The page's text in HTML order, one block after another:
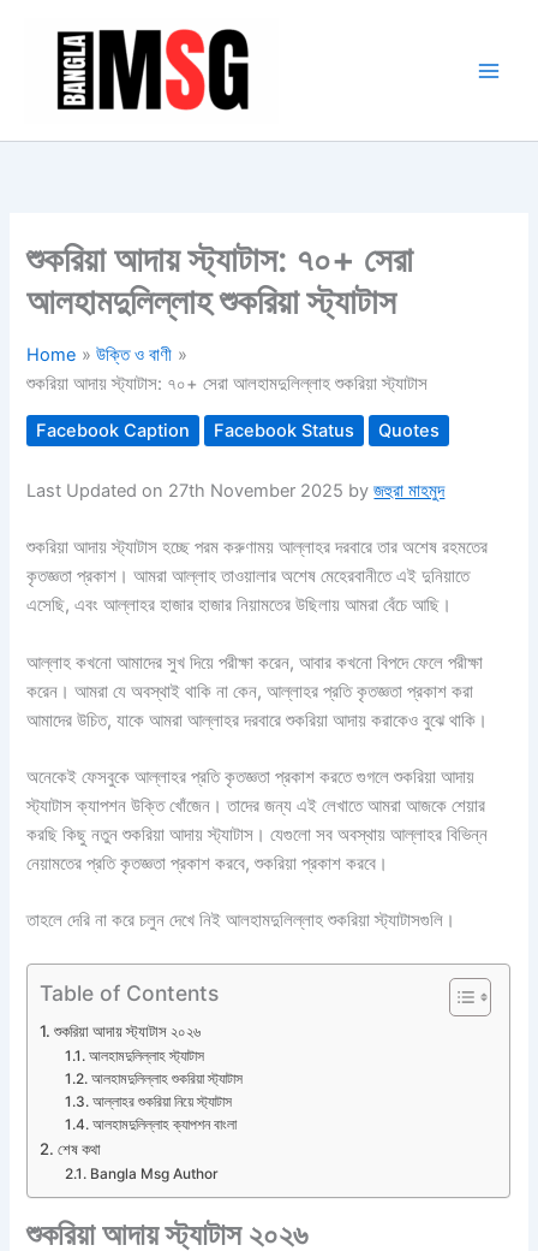
শুকরিয়া আদায় স্ট্যাটাস: ৭০+ সেরা
আলহামদুলিল্লাহ শুকরিয়া স্ট্যাটাস
Home
উক্তি ও বাণী
শুকরিয়া আদায় স্ট্যাটাস: ৭০+ সেরা আলহামদুলিল্লাহ শুকরিয়া স্ট্যাটাস
Facebook Caption Facebook Status Quotes
Last Updated on 27th November 2025 byজহুরা মাহমুদ
শুকরিয়া আদায় স্ট্যাটাস হচ্ছে পরম করুণাময় আল্লাহর দরবারে তার অশেষ রহমতের
কৃতজ্ঞতা প্রকাশ। আমরা আল্লাহ তাওয়ালার অশেষ মেহেরবানীতে এই দুনিয়াতে
এসেছি, এবং আল্লাহর হাজার হাজার নিয়ামতের উছিলায় আমরা বেঁচে আছি।
আল্লাহ কখনো আমাদের সুখ দিয়ে পরীক্ষা করেন, আবার কখনো বিপদে ফেলে পরীক্ষা
করেন। আমরা যে অবস্থাই থাকি না কেন, আল্লাহর প্রতি কৃতজ্ঞতা প্রকাশ করা
আমাদের উচিত, যাকে আমরা আল্লাহর দরবারে শুকরিয়া আদায় করাকেও বুঝে থাকি।
অনেকেই ফেসবুকে আল্লাহর প্রতি কৃতজ্ঞতা প্রকাশ করতে গুগলে শুকরিয়া আদায়
স্ট্যাটাস ক্যাপশন উক্তি খোঁজেন। তাদের জন্য এই লেখাতে আমরা আজকে শেয়ার
করছি কিছু নতুন শুকরিয়া আদায় স্ট্যাটাস। যেগুলো সব অবস্থায় আল্লাহর বিভিন্ন
নেয়ামতের প্রতি কৃতজ্ঞতা প্রকাশ করবে, শুকরিয়া প্রকাশ করবে।
তাহলে দেরি না করে চলুন দেখে নিই আলহামদুলিল্লাহ শুকরিয়া স্ট্যাটাসগুলি।
Table of Contents
শুকরিয়া আদায় স্ট্যাটাস ২০২৬
আলহামদুলিল্লাহ স্ট্যাটাস
আলহামদুলিল্লাহ শুকরিয়া স্ট্যাটাস
আল্লাহর শুকরিয়া নিয়ে স্ট্যাটাস
আলহামদুলিল্লাহ ক্যাপশন বাংলা
শেষ কথা
Bangla Msg Author
শুকরিয়া আদায় স্ট্যাটাস ২০২৬